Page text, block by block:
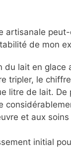
artisanale
de mon
du lait en glace
tripler, le chiffre
litre de lait. De
et aux
initial